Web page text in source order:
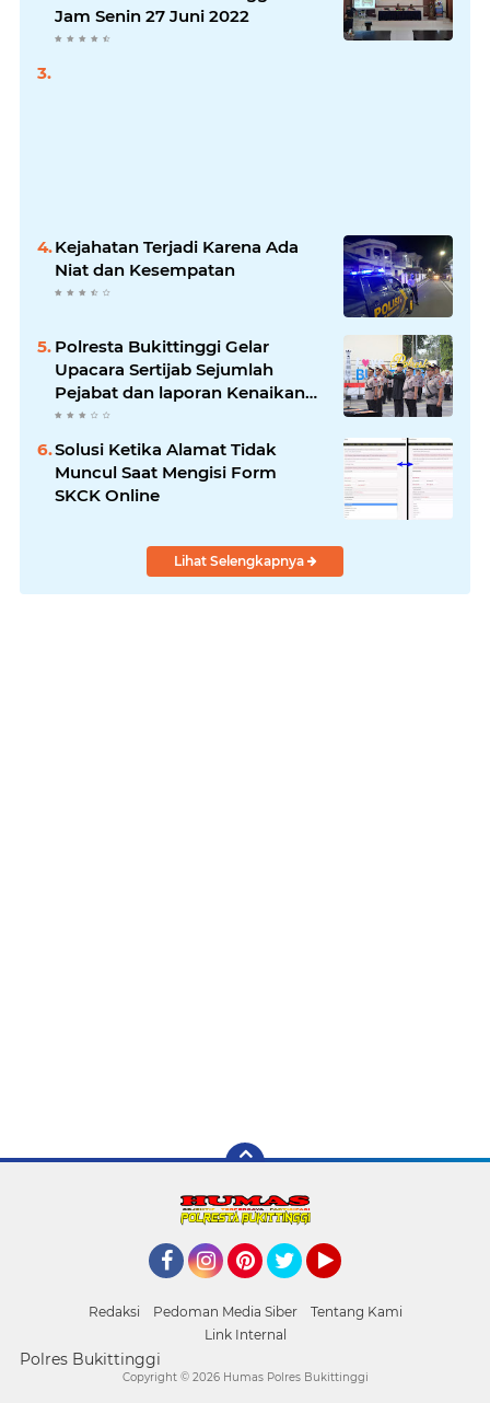
Jam Senin 27 Juni 2022
Kejahatan Terjadi Karena Ada
Niat dan Kesempatan
Polresta Bukittinggi Gelar
Upacara Sertijab Sejumlah
Pejabat dan laporan Kenaikan
Pangkat Pengabdian
Solusi Ketika Alamat Tidak
Muncul Saat Mengisi Form
SKCK Online
Lihat Selengkapnya
Redaksi Pedoman Media Siber
Tentang Kami
Link Internal
Polres Bukittinggi
Copyright © 2026 Humas Polres Bukittinggi